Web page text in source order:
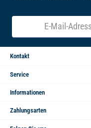
Kontakt
Service
Informationen
Zahlungsarten